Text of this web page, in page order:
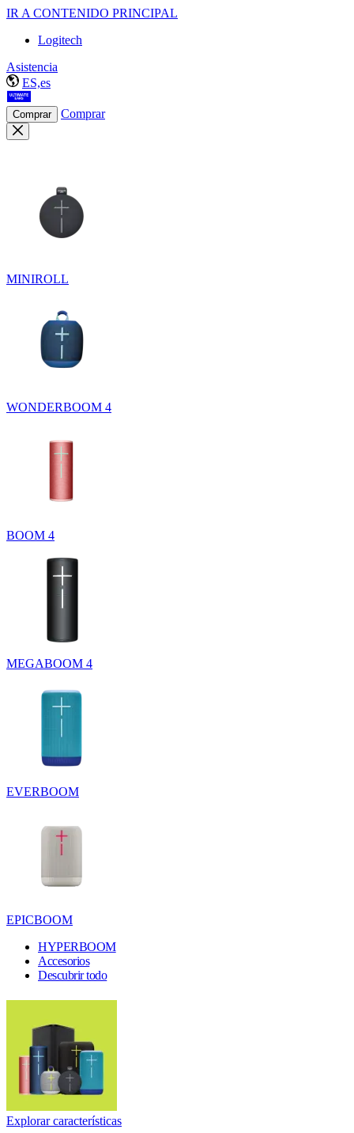
IR A CONTENIDO PRINCIPAL
Logitech
Asistencia
ES,es
Comprar Comprar
MINIROLL
WONDERBOOM 4
BOOM 4
MEGABOOM 4
EVERBOOM
EPICBOOM
HYPERBOOM
Accesorios
Descubrir todo
Explorar características